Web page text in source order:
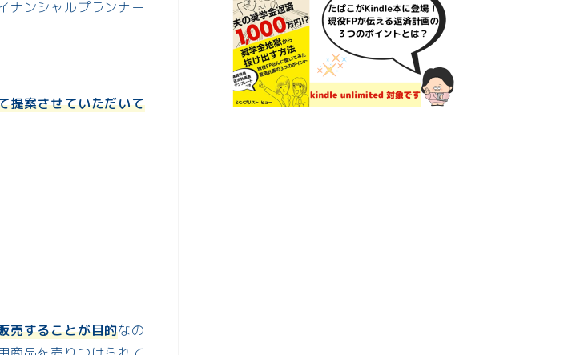
ナンシャルプランナー
提案させていただいて
売することが目的なの